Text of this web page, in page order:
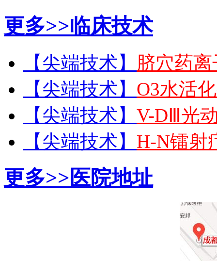
更多>>临床技术
【尖端技术】 脐穴药
【尖端技术】 O3水活
【尖端技术】 V-DⅢ光
【尖端技术】 H-N镭射
更多>>医院地址